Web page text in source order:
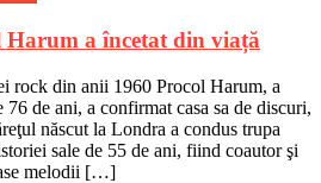
Harum a încetat din viață
rock din anii 1960 Procol Harum, a
de ani, a confirmat casa sa de discuri,
născut la Londra a condus trupa
sale de 55 de ani, fiind coautor şi
melodii […]